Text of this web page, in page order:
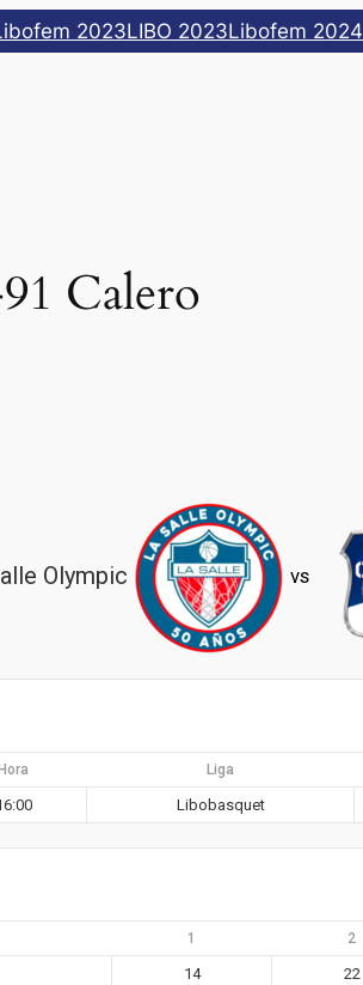
2023LIBO 2023Libofem 2024
Calero
Olympic vs
Hora Liga
Libobasquet
1 2
14 22